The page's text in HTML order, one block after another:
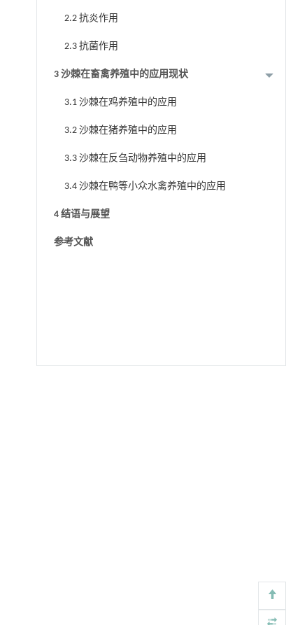
2.2 抗炎作用
2.3 抗菌作用
3 沙棘在畜禽养殖中的应用现状
3.1 沙棘在鸡养殖中的应用
3.2 沙棘在猪养殖中的应用
3.3 沙棘在反刍动物养殖中的应用
3.4 沙棘在鸭等小众水禽养殖中的应用
4 结语与展望
参考文献